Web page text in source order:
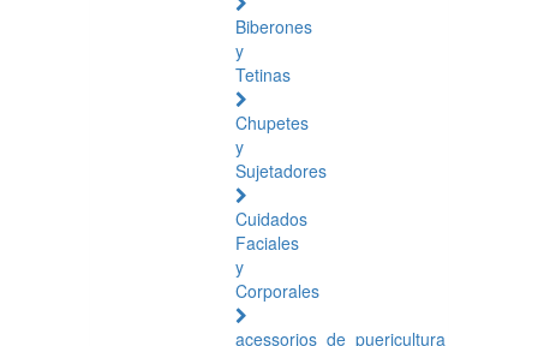
Biberones
y
Tetinas
Chupetes
y
Sujetadores
Cuidados
Faciales
y
Corporales
acessorios_de_puericultura